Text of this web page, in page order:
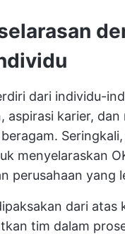
dari individu-
aspirasi karier, dan
menyelaraskan
perusahaan yang
dari atas
tim dalam